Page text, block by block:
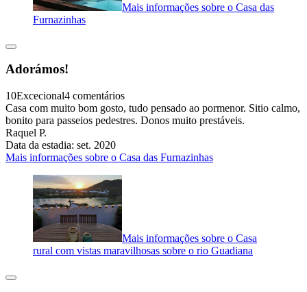
Mais informações sobre o Casa das
Furnazinhas
Adorámos!
10Excecional4 comentários
Casa com muito bom gosto, tudo pensado ao pormenor. Sitio calmo,
bonito para passeios pedestres. Donos muito prestáveis.
Raquel P.
Data da estadia: set. 2020
Mais informações sobre o Casa das Furnazinhas
Mais informações sobre o Casa
rural com vistas maravilhosas sobre o rio Guadiana